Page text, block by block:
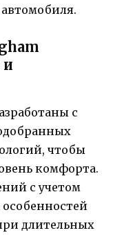
с
чтобы
комфорта.
с учетом
длительных